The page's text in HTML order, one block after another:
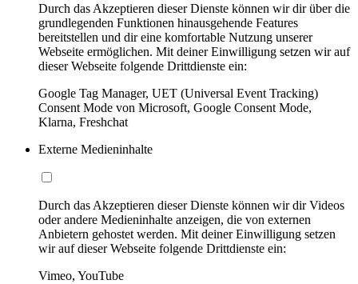
Durch das Akzeptieren dieser Dienste können wir dir über die
grundlegenden Funktionen hinausgehende Features
bereitstellen und dir eine komfortable Nutzung unserer
Webseite ermöglichen. Mit deiner Einwilligung setzen wir auf
dieser Webseite folgende Drittdienste ein:
Google Tag Manager, UET (Universal Event Tracking)
Consent Mode von Microsoft, Google Consent Mode,
Klarna, Freshchat
Externe Medieninhalte
Durch das Akzeptieren dieser Dienste können wir dir Videos
oder andere Medieninhalte anzeigen, die von externen
Anbietern gehostet werden. Mit deiner Einwilligung setzen
wir auf dieser Webseite folgende Drittdienste ein:
Vimeo, YouTube